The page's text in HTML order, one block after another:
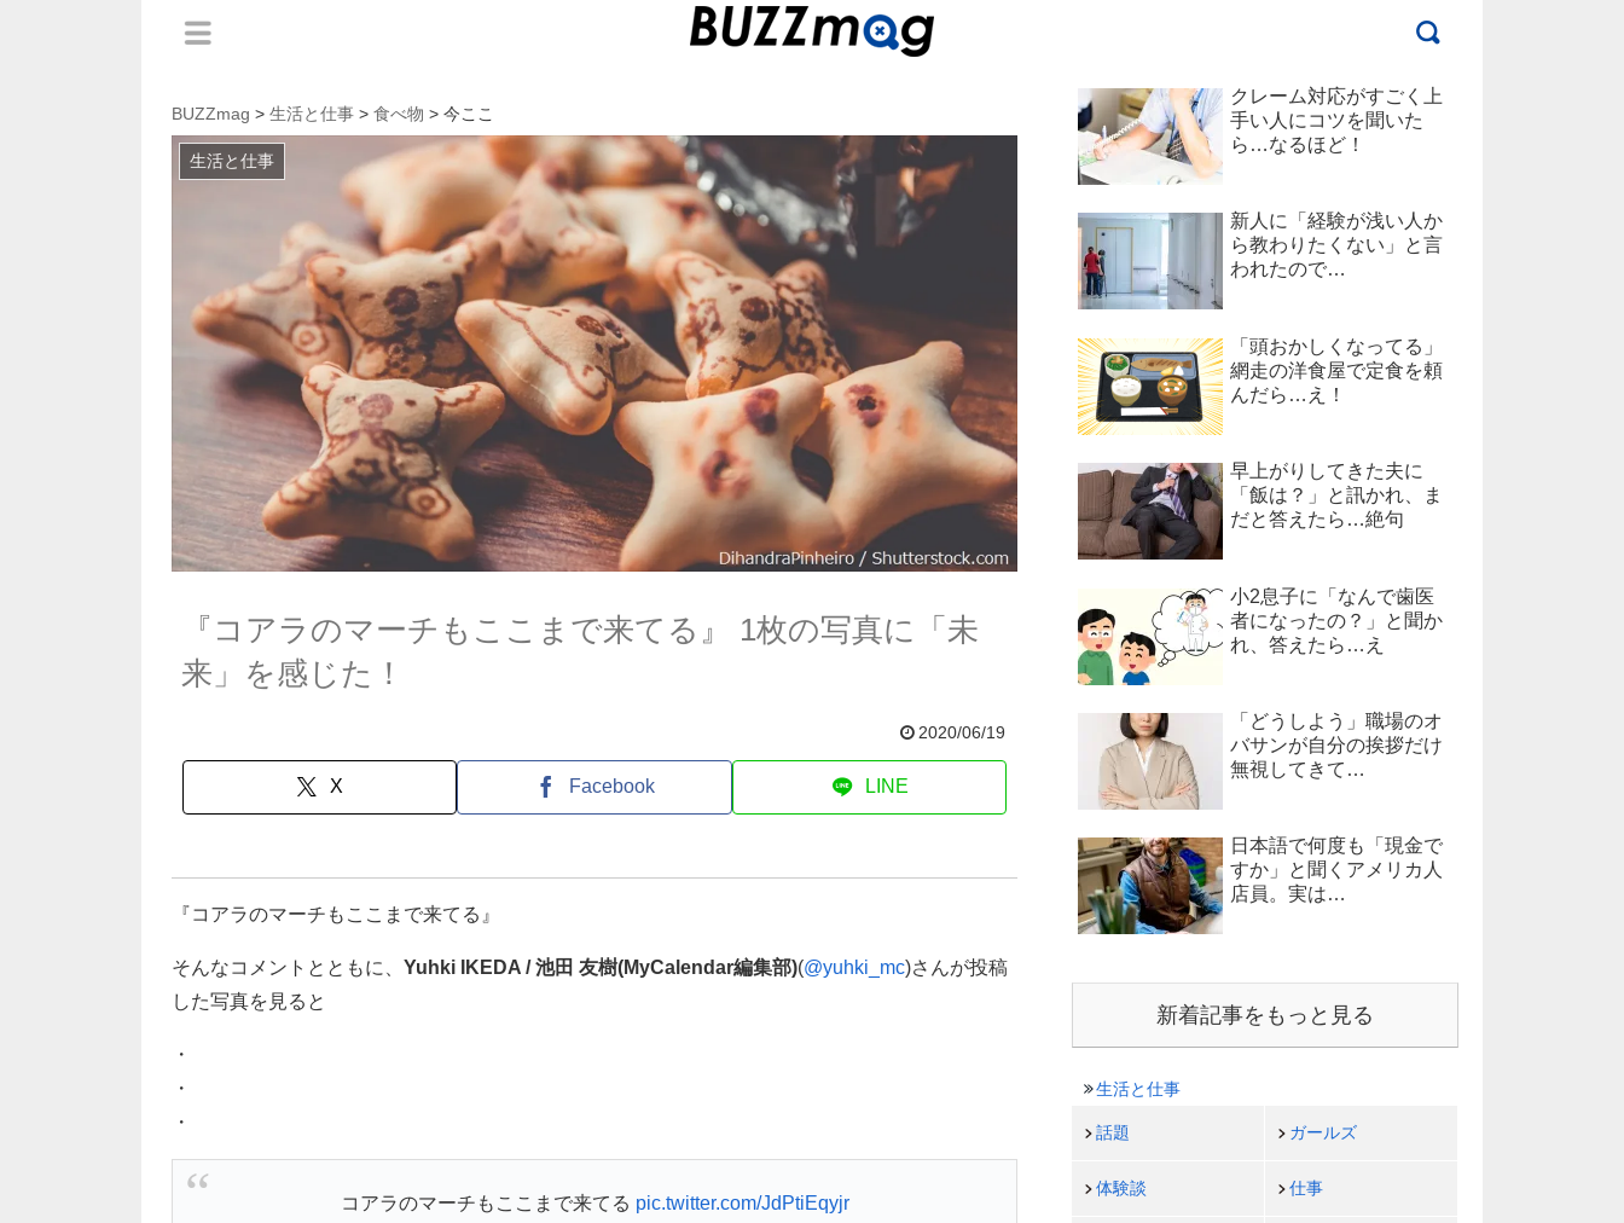
BUZZmag > 生活と仕事 > 食べ物 > 今ここ
生活と仕事
『コアラのマーチもここまで来てる』 1枚の写真に「未
来」を感じた！
2020/06/19
X Facebook LINE
『コアラのマーチもここまで来てる』
そんなコメントとともに、 Yuhki IKEDA / 池田 友樹(MyCalendar編集部)(@yuhki_mc)さんが投稿
した写真を見ると
・
・
・
コアラのマーチもここまで来てる pic.twitter.com/JdPtiEqyjr
クレーム対応がすごく上
手い人にコツを聞いた
ら…なるほど！
新人に「経験が浅い人か
ら教わりたくない」と言
われたので…
「頭おかしくなってる」
網走の洋食屋で定食を頼
んだら…え！
早上がりしてきた夫に
「飯は？」と訊かれ、ま
だと答えたら…絶句
小2息子に「なんで歯医
者になったの？」と聞か
れ、答えたら…え
「どうしよう」職場のオ
バサンが自分の挨拶だけ
無視してきて…
日本語で何度も「現金で
すか」と聞くアメリカ人
店員。実は…
新着記事をもっと見る
生活と仕事
話題 ガールズ
体験談 仕事